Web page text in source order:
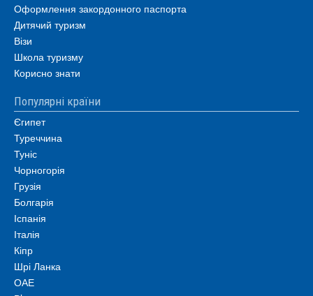
Оформлення закордонного паспорта
Дитячий туризм
Візи
Школа туризму
Корисно знати
Популярні країни
Єгипет
Туреччина
Туніс
Чорногорія
Грузія
Болгарія
Іспанія
Італія
Кіпр
Шрі Ланка
ОАЕ